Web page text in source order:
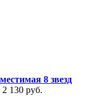
8 звезд
130 руб.